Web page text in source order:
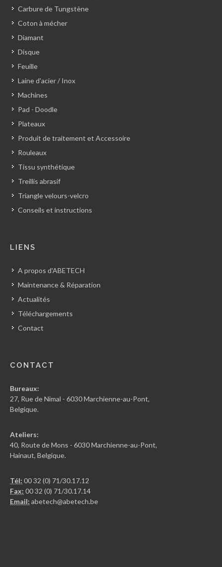
Carbure de Tungstène
Coton à mécher
Diamant
Disque
Feuille
Laine d'acier / Inox
Machines
Pad - Doodle
Plateaux
Produit de traitement et Accessoire
Rouleaux
Tissu synthétique
Treillis abrasif
Triangle velours-velcro
Conseils et instructions
LIENS
A propos d'ABETECH
Maintenance & Réparation
Actualités
Téléchargements
Contact
CONTACT
Bureaux:
27, Rue de Nimal - 6030 Marchienne-au-Pont,
Belgique.
Ateliers:
40, Route de Mons - 6030 Marchienne-au-Pont,
Hainaut, Belgique.
Tél: 00 32 (0) 71/30.17.12
Fax: 00 32 (0) 71/30.17.14
Email: abetech@abetech.be